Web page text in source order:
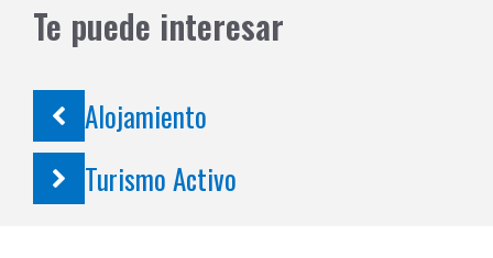
Te puede interesar
Alojamiento
Turismo Activo